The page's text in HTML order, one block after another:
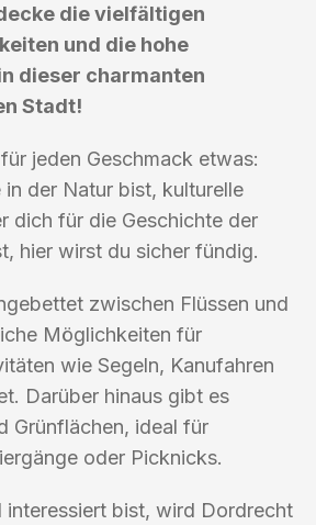
die vielfältigen
und die hohe
dieser charmanten
Stadt!
jeden Geschmack etwas:
in der Natur bist, kulturelle
dich für die Geschichte der
hier wirst du sicher fündig.
zwischen Flüssen und
Möglichkeiten für
wie Segeln, Kanufahren
Darüber hinaus gibt es
Grünflächen, ideal für
oder Picknicks.
interessiert bist, wird Dordrecht